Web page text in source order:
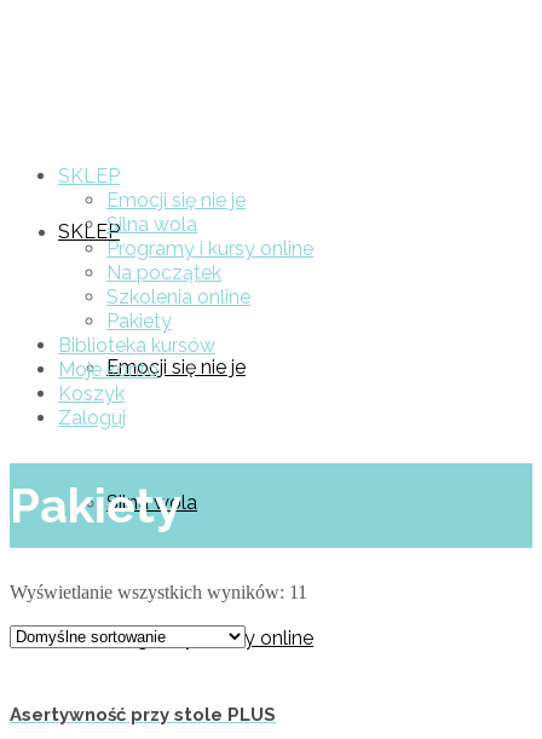
SKLEP
Emocji się nie je
Silna wola
Programy i kursy online
SKLEP
Emocji się nie je
Silna wola
Programy i kursy online
Na początek
Szkolenia online
Pakiety
Biblioteka kursów
Moje konto
Koszyk
Zaloguj
Pakiety
Wyświetlanie wszystkich wyników: 11
Asertywność przy stole PLUS